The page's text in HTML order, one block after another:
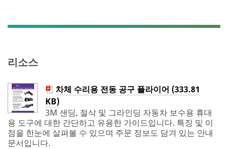
리소스
차체 수리용 전동 공구 플라이어 (333.81
KB)
3M 샌딩, 절삭 및 그라인딩 자동차 보수용 휴대
용 도구에 대한 간단하고 유용한 가이드입니다. 특징 및 이
점을 한눈에 살펴볼 수 있으며 주문 정보도 담겨 있는 안내
문서입니다.